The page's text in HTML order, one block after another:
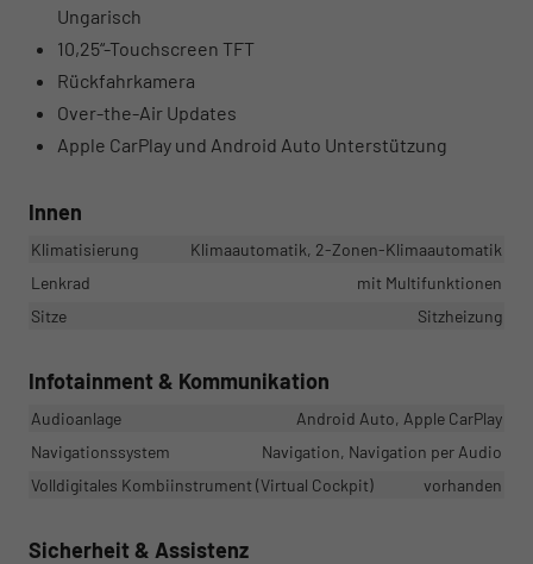
Ungarisch
10,25“-Touchscreen TFT
Rückfahrkamera
Over-the-Air Updates
Apple CarPlay und Android Auto Unterstützung
Innen
Klimatisierung
Klimaautomatik, 2-Zonen-Klimaautomatik
Lenkrad
mit Multifunktionen
Sitze
Sitzheizung
Infotainment & Kommunikation
Audioanlage
Android Auto, Apple CarPlay
Navigationssystem
Navigation, Navigation per Audio
Volldigitales Kombiinstrument (Virtual Cockpit)
vorhanden
Sicherheit & Assistenz